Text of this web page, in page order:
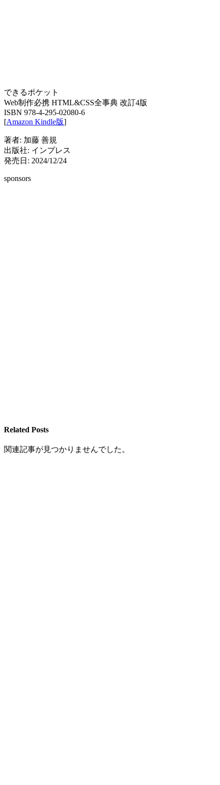
できるポケット
Web制作必携 HTML&CSS全事典 改訂4版
ISBN 978-4-295-02080-6
[Amazon Kindle版]
著者: 加藤 善規
出版社: インプレス
発売日: 2024/12/24
sponsors
Related Posts
関連記事が見つかりませんでした。